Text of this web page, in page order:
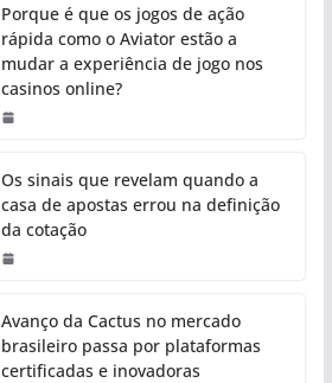
Porque é que os jogos de ação
rápida como o Aviator estão a
mudar a experiência de jogo nos
casinos online?
Os sinais que revelam quando a
casa de apostas errou na definição
da cotação
Avanço da Cactus no mercado
brasileiro passa por plataformas
certificadas e inovadoras